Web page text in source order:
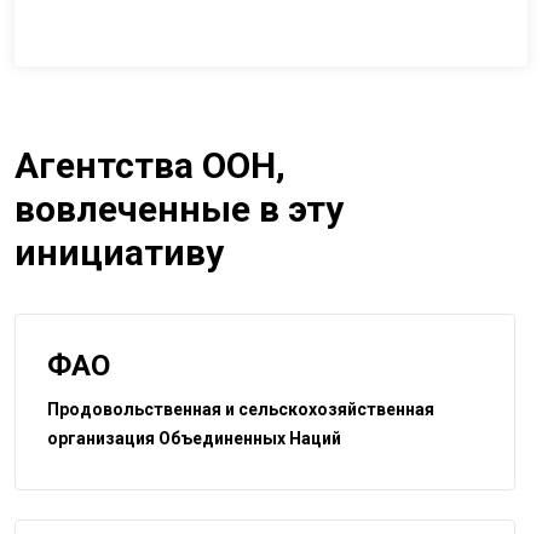
Агентства ООН,
вовлеченные в эту
инициативу
ФАО
Продовольственная и сельскохозяйственная
организация Объединенных Наций